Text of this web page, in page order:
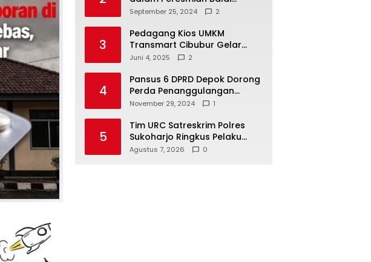
Warga di Sukamaju : Wadah
Aspirasi Masyarakat
September 25, 2024 2
3
Pedagang Kios UMKM
Transmart Cibubur Gelar
Family Gathering di Cisarua,
Kekompakan
Juni 4, 2025 2
4
Pansus 6 DPRD Depok Dorong
Perda Penanggulangan
Kebakaran untuk
November 29, 2024 1
5
Tim URC Satreskrim Polres
Sukoharjo Ringkus Pelaku
Curas, Motor Korban
Agustus 7, 2026 0